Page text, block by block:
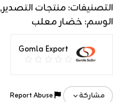
التصنيفات: منتجات التصدير,
الوسم: خضار معلب
Gomla Export
مشاركة